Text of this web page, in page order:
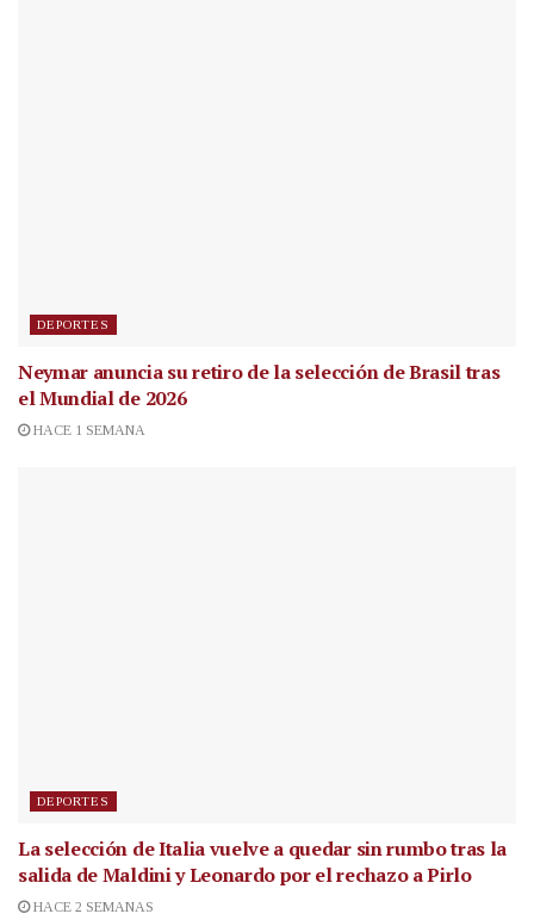
DEPORTES
Neymar anuncia su retiro de la selección de Brasil tras
el Mundial de 2026
HACE 1 SEMANA
DEPORTES
La selección de Italia vuelve a quedar sin rumbo tras la
salida de Maldini y Leonardo por el rechazo a Pirlo
HACE 2 SEMANAS